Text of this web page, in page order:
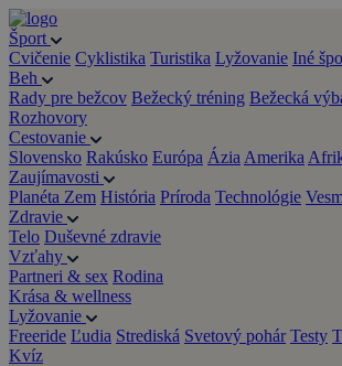
Šport
Cvičenie Cyklistika Turistika Lyžovanie Iné
Beh
Rady pre bežcov Bežecký tréning Bežecká
Rozhovory
Cestovanie
Slovensko Rakúsko Európa Ázia Amerika
Zaujímavosti
Planéta Zem História Príroda Technológie
Zdravie
Telo Duševné zdravie
Vzťahy
Partneri & sex Rodina
Krása & wellness
Lyžovanie
Freeride Ľudia Strediská Svetový pohár Testy
Kvíz